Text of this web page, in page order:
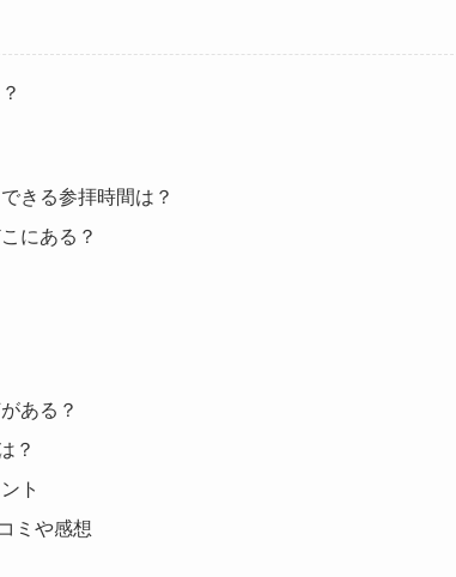
きる参拝時間は？
にある？
ある？
？
ト
ミや感想